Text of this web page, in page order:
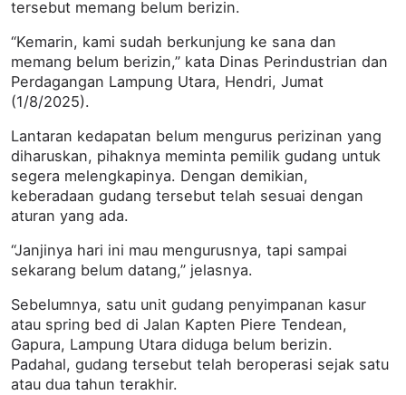
tersebut memang belum berizin.
“Kemarin, kami sudah berkunjung ke sana dan
memang belum berizin,” kata Dinas Perindustrian dan
Perdagangan Lampung Utara, Hendri, Jumat
(1/8/2025).
Lantaran kedapatan belum mengurus perizinan yang
diharuskan, pihaknya meminta pemilik gudang untuk
segera melengkapinya. Dengan demikian,
keberadaan gudang tersebut telah sesuai dengan
aturan yang ada.
“Janjinya hari ini mau mengurusnya, tapi sampai
sekarang belum datang,” jelasnya.
Sebelumnya, satu unit gudang penyimpanan kasur
atau spring bed di Jalan Kapten Piere Tendean,
Gapura, Lampung Utara diduga belum berizin.
Padahal, gudang tersebut telah beroperasi sejak satu
atau dua tahun terakhir.